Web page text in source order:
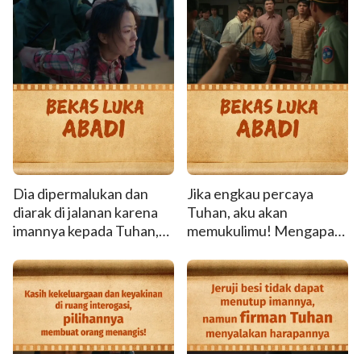
Dia dipermalukan dan
diarak di jalanan karena
imannya kepada Tuhan,
punggungnya dengan
iman!
Jika engkau percaya
Tuhan, aku akan
memukulimu! Mengapa
target kekerasan?